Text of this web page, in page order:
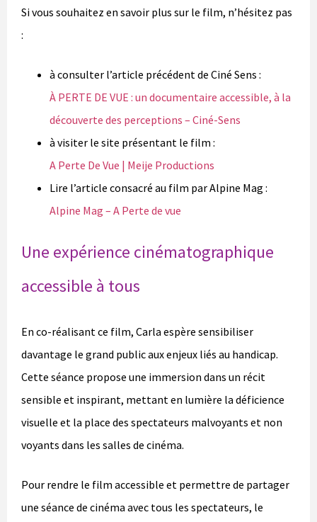
Si vous souhaitez en savoir plus sur le film, n’hésitez pas
:
à consulter l’article précédent de Ciné Sens :
À PERTE DE VUE : un documentaire accessible, à la
découverte des perceptions – Ciné-Sens
à visiter le site présentant le film :
A Perte De Vue | Meije Productions
Lire l’article consacré au film par Alpine Mag :
Alpine Mag – A Perte de vue
Une expérience cinématographique
accessible à tous
En co-réalisant ce film, Carla espère sensibiliser
davantage le grand public aux enjeux liés au handicap.
Cette séance propose une immersion dans un récit
sensible et inspirant, mettant en lumière la déficience
visuelle et la place des spectateurs malvoyants et non
voyants dans les salles de cinéma.
Pour rendre le film accessible et permettre de partager
une séance de cinéma avec tous les spectateurs, le